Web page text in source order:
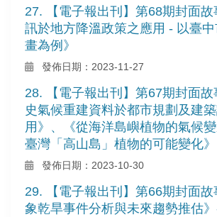
27. 【電子報出刊】第68期封面
訊於地方降溫政策之應用 - 以臺
畫為例》
發佈日期：2023-11-27
28. 【電子報出刊】第67期封面
史氣候重建資料於都市規劃及建
用》、《從海洋島嶼植物的氣候
臺灣「高山島」植物的可能變化》
發佈日期：2023-10-30
29. 【電子報出刊】第66期封面
象乾旱事件分析與未來趨勢推估